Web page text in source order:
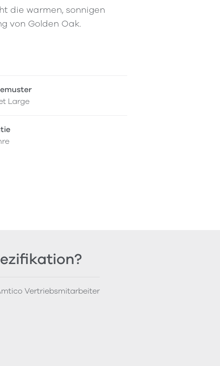
die warmen, sonnigen
von Golden Oak.
Large
Vertriebsmitarbeiter